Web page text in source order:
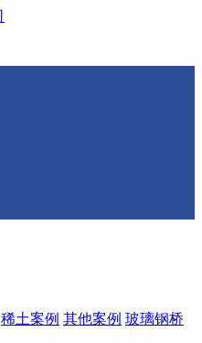
稀土案例 其他案例 玻璃钢桥